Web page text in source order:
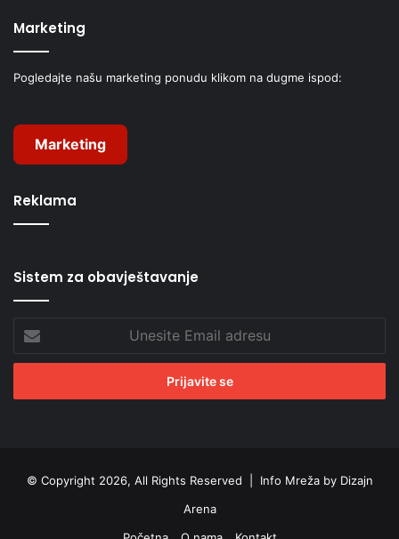
Marketing
Pogledajte našu marketing ponudu klikom na dugme ispod:
Marketing
Reklama
Sistem za obavještavanje
Email
adresu
© Copyright 2026, All Rights Reserved | Info Mreža by Dizajn
Arena